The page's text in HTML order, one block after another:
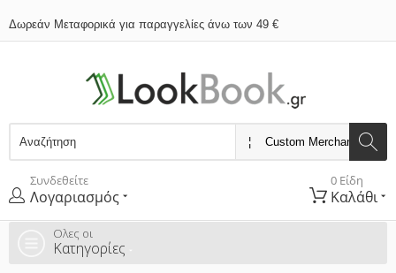
Δωρεάν Μεταφορικά για παραγγελίες άνω των 49 €
Συνδεθείτε
Λογαριασμός
0 Είδη
Καλάθι
Ολες οι
Κατηγορίες